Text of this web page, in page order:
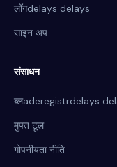
लॉगdelays delays
साइन अप
संसाधन
ब्लaderegistrdelays
मुफ्त टूल
गोपनीयता नीति